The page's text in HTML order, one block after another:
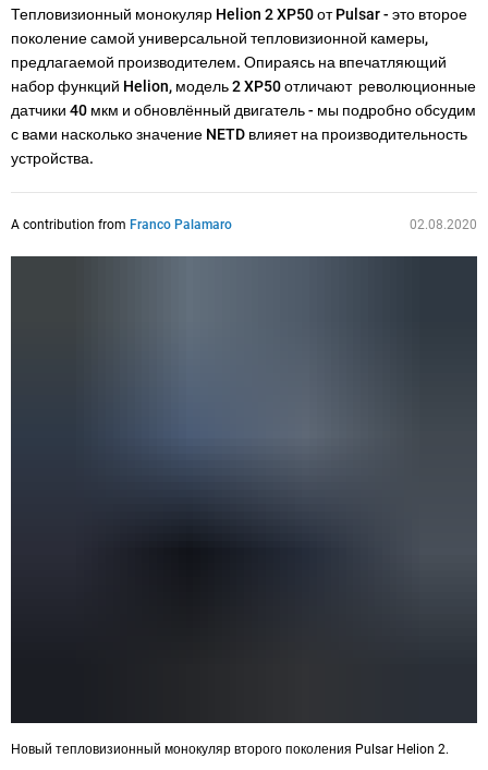
Тепловизионный монокуляр Helion 2 XP50 от Pulsar - это второе
поколение самой универсальной тепловизионной камеры,
предлагаемой производителем. Опираясь на впечатляющий
набор функций Helion, модель 2 XP50 отличают революционные
датчики 40 мкм и обновлённый двигатель - мы подробно обсудим
с вами насколько значение NETD влияет на производительность
устройства.
A contribution from Franco Palamaro 02.08.2020
Новый тепловизионный монокуляр второго поколения Pulsar Helion 2.